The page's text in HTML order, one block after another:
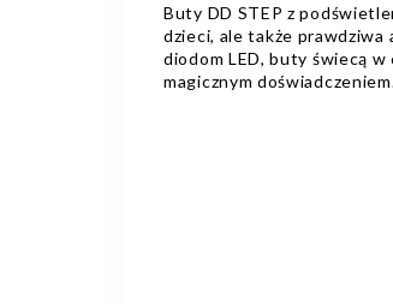
Buty DD STEP z
dzieci, ale także prawdziwa
diodom LED, buty świecą
magicznym